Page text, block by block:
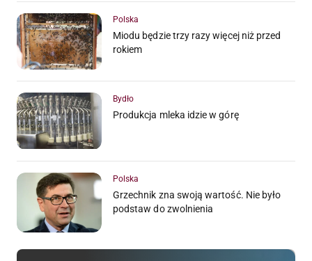
Polska
Miodu będzie trzy razy więcej niż przed
rokiem
Bydło
Produkcja mleka idzie w górę
Polska
Grzechnik zna swoją wartość. Nie było
podstaw do zwolnienia